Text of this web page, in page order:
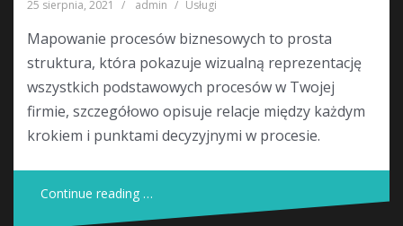
25 sierpnia, 2021 admin Usługi
Mapowanie procesów biznesowych to prosta
struktura, która pokazuje wizualną reprezentację
wszystkich podstawowych procesów w Twojej
firmie, szczegółowo opisuje relacje między każdym
krokiem i punktami decyzyjnymi w procesie.
Continue reading …